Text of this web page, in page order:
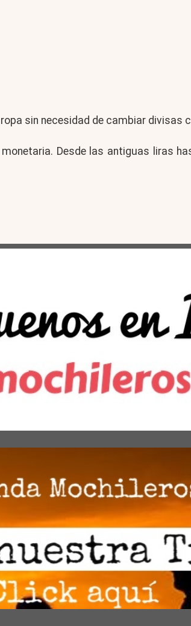
sin necesidad de cambiar divisas
Desde las antiguas liras